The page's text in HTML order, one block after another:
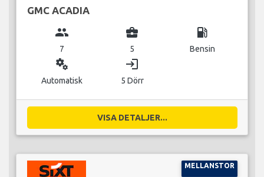
GMC ACADIA
group
7
business_center
5
local_gas_station
Bensin
miscellaneous_services
Automatisk
login
5 Dörr
VISA DETALJER...
MELLANSTOR